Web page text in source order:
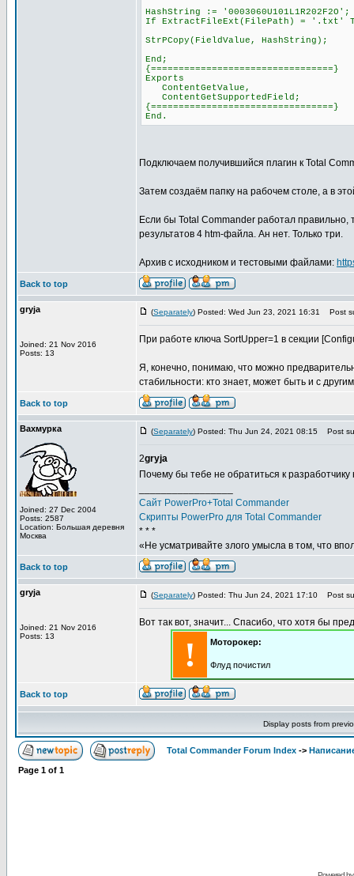
HashString := '0003060U101L1R202F2O';
If ExtractFileExt(FilePath) = '.txt'
StrPCopy(FieldValue, HashString);
End;
{=================================}
Exports
ContentGetValue,
ContentGetSupportedField;
{=================================}
End.
Подключаем получившийся плагин к Total
Затем создаём папку на рабочем столе, а в
Если бы Total Commander работал правильно,
результатов 4 htm-файла. Ан нет. Только три.
Архив с исходником и тестовыми файлами:
Back to top
gryja
Joined: 21 Nov 2016
Posts: 13
(Separately) Posted: Wed Jun 23, 2021 16:31 Post
При работе ключа SortUpper=1 в секции
Я, конечно, понимаю, что можно
стабильности: кто знает, может быть и с
Back to top
Вахмурка
Joined: 27 Dec 2004
Posts: 2587
Location: Большая деревня
Москва
(Separately) Posted: Thu Jun 24, 2021 08:15 Post
2gryja
Почему бы тебе не обратиться к
Сайт PowerPro+Total Commander
Скрипты PowerPro для Total Commander
* * *
«Не усматривайте злого умысла в том, что
Back to top
gryja
Joined: 21 Nov 2016
Posts: 13
(Separately) Posted: Thu Jun 24, 2021 17:10 Post
Вот так вот, значит... Спасибо, что хотя бы
! Моторокер:
Флуд почистил
Back to top
Display posts from
Total Commander Forum Index ->
Page 1 of 1